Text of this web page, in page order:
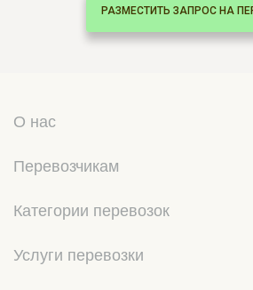
РАЗМЕСТИТЬ ЗАПРОС НА
О нас
Перевозчикам
Категории перевозок
Услуги перевозки